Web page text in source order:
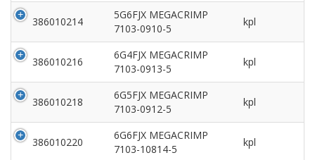
386010214
5G6FJX MEGACRIMP
7103-0910-5
kpl
386010216
6G4FJX MEGACRIMP
7103-0913-5
kpl
386010218
6G5FJX MEGACRIMP
7103-0912-5
kpl
386010220
6G6FJX MEGACRIMP
7103-10814-5
kpl